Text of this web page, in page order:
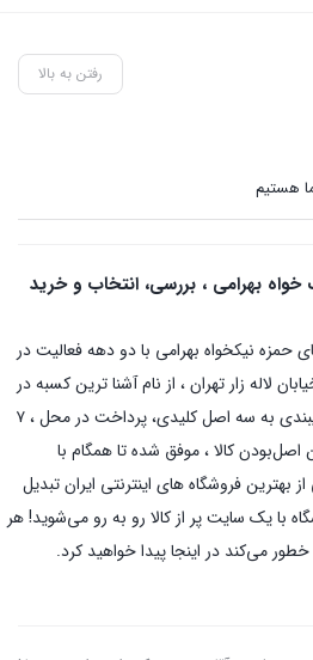
رفتن به بالا
هستیم
بهرامی ، بررسی، انتخاب و خرید
حمزه نیکخواه بهرامی با دو دهه فعالیت در
لاله زار تهران ، از نام آشنا ترین کسبه در
بازار برق و الکترونیک کشور، با پایبندی به سه اصل کلیدی، پرداخت در محل ، ۷
کالا ، موفق شده تا همگام با
بهترین فروشگاه های اینترنتی ایران تبدیل
با یک سایت پر از کالا رو به رو می‌شوید! هر
می‌کند در اینجا پیدا خواهید کرد.